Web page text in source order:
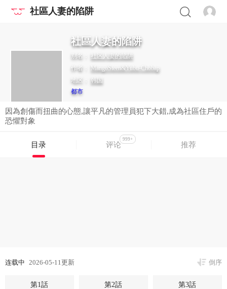
社區人妻的陷阱
社區人妻的陷阱
别名： 社区人妻的陷阱
作者： MangoSteen&Yubu-Chobap
地区： 韩国
都市
因為創傷而扭曲的心態,讓平凡的管理員犯下大錯,成為社區住戶的
恐懼對象
目录 评论
999+
推荐
连载中 2026-05-11更新 倒序
第1話 第2話 第3話